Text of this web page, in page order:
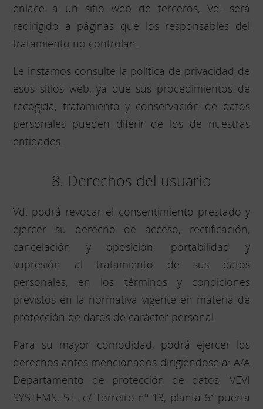
enlace a un sitio web de terceros, Vd. será
redirigido a páginas que los responsables del
tratamiento no controlan.
Le instamos consulte la política de privacidad de
esos sitios web, ya que sus procedimientos de
recogida, tratamiento y conservación de datos
personales pueden diferir de los de nuestras
entidades.
8. Derechos del usuario
Vd. podrá revocar el consentimiento prestado y
ejercer su derecho de acceso, rectificación,
cancelación y oposición, portabilidad y
supresión al tratamiento de sus datos
personales, en los términos y condiciones
previstos en la normativa vigente en materia de
protección de datos de carácter personal.
Para su mayor comodidad, podrá ejercer los
derechos antes mencionados dirigiéndose a: A/A
Departamento de protección de datos, VEVI
SYSTEMS, S.L. c/ Torreiro nº 13, planta 6ª puerta